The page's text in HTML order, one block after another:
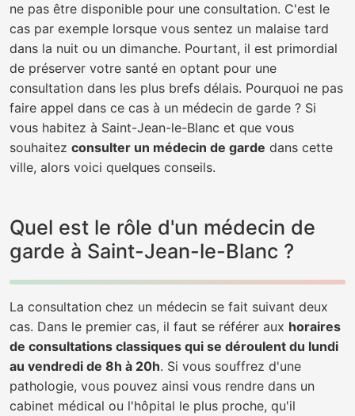
ne pas être disponible pour une consultation. C'est le
cas par exemple lorsque vous sentez un malaise tard
dans la nuit ou un dimanche. Pourtant, il est primordial
de préserver votre santé en optant pour une
consultation dans les plus brefs délais. Pourquoi ne pas
faire appel dans ce cas à un médecin de garde ? Si
vous habitez à Saint-Jean-le-Blanc et que vous
souhaitez consulter un médecin de garde dans cette
ville, alors voici quelques conseils.
Quel est le rôle d'un médecin de
garde à Saint-Jean-le-Blanc ?
La consultation chez un médecin se fait suivant deux
cas. Dans le premier cas, il faut se référer aux horaires
de consultations classiques qui se déroulent du lundi
au vendredi de 8h à 20h. Si vous souffrez d'une
pathologie, vous pouvez ainsi vous rendre dans un
cabinet médical ou l'hôpital le plus proche, qu'il